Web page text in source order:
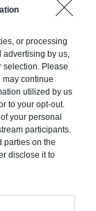
or processing
advertising by us,
selection. Please
may continue
utilized by us
to your opt-out.
your personal
participants.
parties on the
disclose it to
normes
en main"
(cuisine,
jardin et